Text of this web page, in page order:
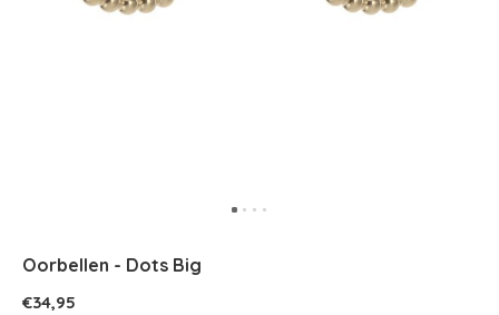
Oorbellen - Dots Big
€34,95